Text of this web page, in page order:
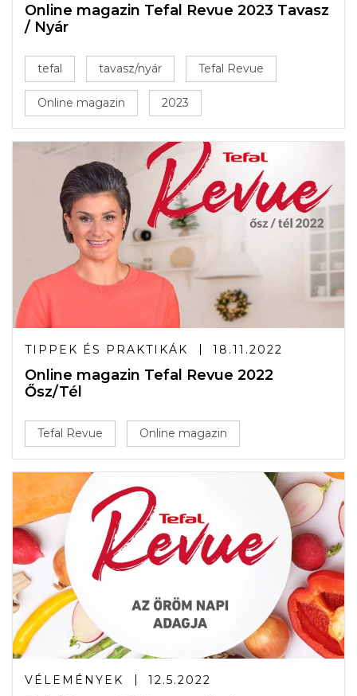
Online magazin Tefal Revue 2023 Tavasz
/ Nyár
tefal tavasz/nyár Tefal Revue
Online magazin 2023
TIPPEK ÉS PRAKTIKÁK 18.11.2022
Online magazin Tefal Revue 2022
Ősz/Tél
Tefal Revue Online magazin
VÉLEMÉNYEK 12.5.2022